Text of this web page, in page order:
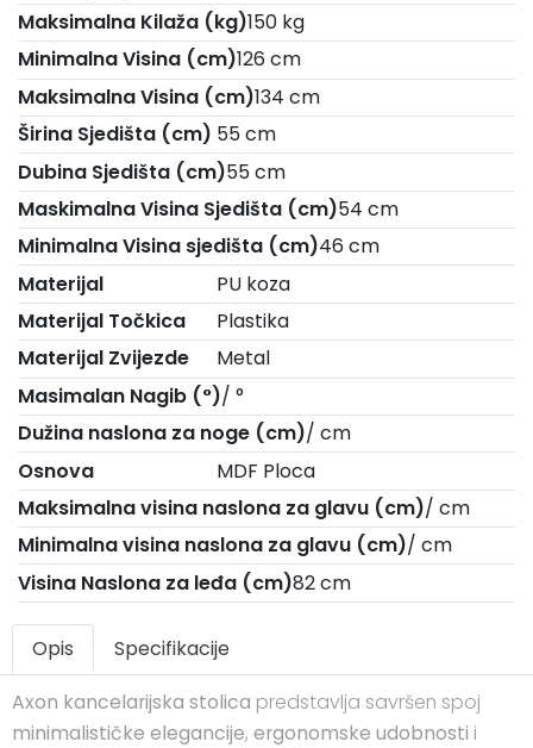
Maksimalna Kilaža (kg)150 kg
Minimalna Visina (cm)126 cm
Maksimalna Visina (cm)134 cm
Širina Sjedišta (cm) 55 cm
Dubina Sjedišta (cm)55 cm
Maskimalna Visina Sjedišta (cm)54 cm
Minimalna Visina sjedišta (cm)46 cm
Materijal
PU koza
Materijal Točkica
Plastika
Materijal Zvijezde
Metal
Masimalan Nagib (°)/ °
Dužina naslona za noge (cm)/ cm
Osnova
MDF Ploca
Maksimalna visina naslona za glavu (cm)/ cm
Minimalna visina naslona za glavu (cm)/ cm
Visina Naslona za leđa (cm)82 cm
Opis
Specifikacije
Axon kancelarijska stolica predstavlja savršen spoj
minimalističke elegancije, ergonomske udobnosti i